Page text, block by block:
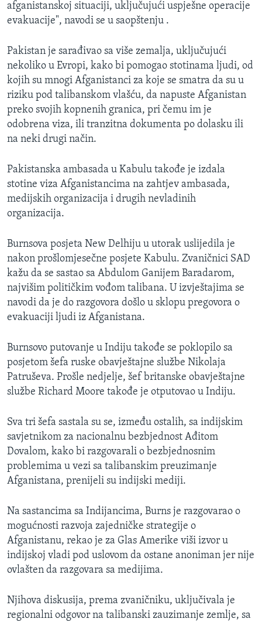
afganistanskoj situaciji, uključujući uspješne operacije
evakuacije", navodi se u saopštenju .
Pakistan je sarađivao sa više zemalja, uključujući
nekoliko u Evropi, kako bi pomogao stotinama ljudi, od
kojih su mnogi Afganistanci za koje se smatra da su u
riziku pod talibanskom vlašću, da napuste Afganistan
preko svojih kopnenih granica, pri čemu im je
odobrena viza, ili tranzitna dokumenta po dolasku ili
na neki drugi način.
Pakistanska ambasada u Kabulu takođe je izdala
stotine viza Afganistancima na zahtjev ambasada,
medijskih organizacija i drugih nevladinih
organizacija.
Burnsova posjeta New Delhiju u utorak uslijedila je
nakon prošlomjesečne posjete Kabulu. Zvaničnici SAD
kažu da se sastao sa Abdulom Ganijem Baradarom,
najvišim političkim vođom talibana. U izvještajima se
navodi da je do razgovora došlo u sklopu pregovora o
evakuaciji ljudi iz Afganistana.
Burnsovo putovanje u Indiju takođe se poklopilo sa
posjetom šefa ruske obavještajne službe Nikolaja
Patruševa. Prošle nedjelje, šef britanske obavještajne
službe Richard Moore takođe je otputovao u Indiju.
Sva tri šefa sastala su se, između ostalih, sa indijskim
savjetnikom za nacionalnu bezbjednost Ađitom
Dovalom, kako bi razgovarali o bezbjednosnim
problemima u vezi sa talibanskim preuzimanje
Afganistana, prenijeli su indijski mediji.
Na sastancima sa Indijancima, Burns je razgovarao o
mogućnosti razvoja zajedničke strategije o
Afganistanu, rekao je za Glas Amerike viši izvor u
indijskoj vladi pod uslovom da ostane anoniman jer nije
ovlašten da razgovara sa medijima.
Njihova diskusija, prema zvaničniku, uključivala je
regionalni odgovor na talibanski zauzimanje zemlje, sa